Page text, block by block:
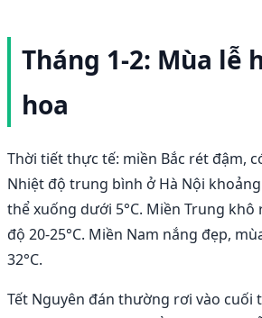
Tháng 1-2: Mùa lễ
hoa
Thời tiết thực tế: miền Bắc rét đậm,
Nhiệt độ trung bình ở Hà Nội khoảng
thể xuống dưới 5°C. Miền Trung
độ 20-25°C. Miền Nam nắng đẹp,
32°C.
Tết Nguyên đán thường rơi vào cuối